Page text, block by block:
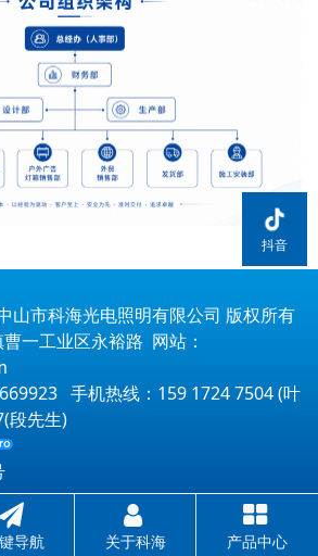
市科海光电照明有限公司 版权所有
一工业区永裕路 网站：
手机热线：159 1724 7504 (叶
段先生)
导航 关于科海 产品中心
抖音